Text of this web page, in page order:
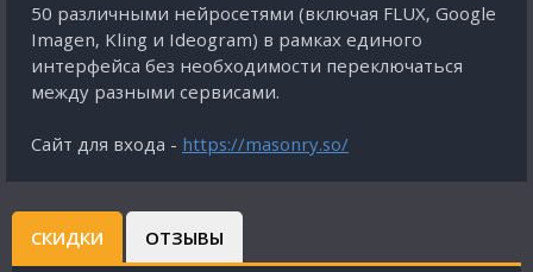
50 различными нейросетями (включая FLUX, Google
Imagen, Kling и Ideogram) в рамках единого
интерфейса без необходимости переключаться
между разными сервисами.
Сайт для входа - https://masonry.so/
СКИДКИ ОТЗЫВЫ